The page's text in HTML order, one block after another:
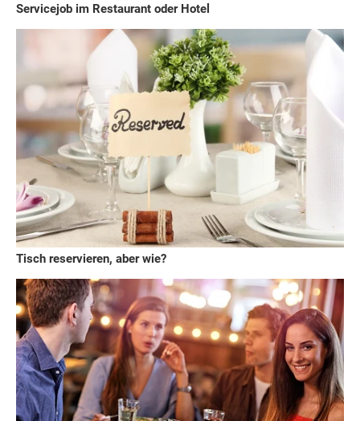
Servicejob im Restaurant oder Hotel
Tisch reservieren, aber wie?